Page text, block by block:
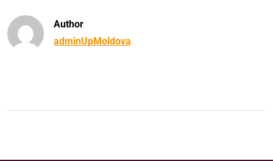
Author
adminUpMoldova